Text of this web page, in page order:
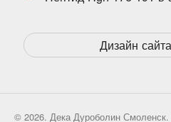
Дизайн
© 2026. Дека Дуроболин Смоленск.